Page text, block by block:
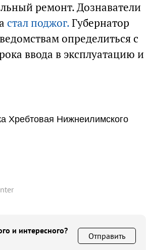
ремонт. Дознаватели
стал поджог.Губернатор
определиться с
ввода в эксплуатацию и
Хребтовая Нижнеилимского
и интересного?
Отправить